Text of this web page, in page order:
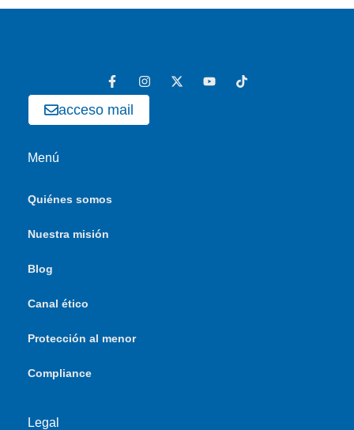
acceso mail
Menú
Quiénes somos
Nuestra misión
Blog
Canal ético
Protección al menor
Compliance
Legal